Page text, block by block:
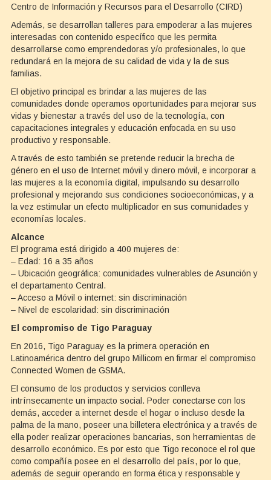
Centro de Información y Recursos para el Desarrollo (CIRD)
Además, se desarrollan talleres para empoderar a las mujeres
interesadas con contenido específico que les permita
desarrollarse como emprendedoras y/o profesionales, lo que
redundará en la mejora de su calidad de vida y la de sus
familias.
El objetivo principal es brindar a las mujeres de las
comunidades donde operamos oportunidades para mejorar sus
vidas y bienestar a través del uso de la tecnología, con
capacitaciones integrales y educación enfocada en su uso
productivo y responsable.
A través de esto también se pretende reducir la brecha de
género en el uso de Internet móvil y dinero móvil, e incorporar a
las mujeres a la economía digital, impulsando su desarrollo
profesional y mejorando sus condiciones socioeconómicas, y a
la vez estimular un efecto multiplicador en sus comunidades y
economías locales.
Alcance
El programa está dirigido a 400 mujeres de:
– Edad: 16 a 35 años
– Ubicación geográfica: comunidades vulnerables de Asunción y
el departamento Central.
– Acceso a Móvil o internet: sin discriminación
– Nivel de escolaridad: sin discriminación
El compromiso de Tigo Paraguay
En 2016, Tigo Paraguay es la primera operación en
Latinoamérica dentro del grupo Millicom en firmar el compromiso
Connected Women de GSMA.
El consumo de los productos y servicios conlleva
intrínsecamente un impacto social. Poder conectarse con los
demás, acceder a internet desde el hogar o incluso desde la
palma de la mano, poseer una billetera electrónica y a través de
ella poder realizar operaciones bancarias, son herramientas de
desarrollo económico. Es por esto que Tigo reconoce el rol que
como compañía posee en el desarrollo del país, por lo que,
además de seguir operando en forma ética y responsable y